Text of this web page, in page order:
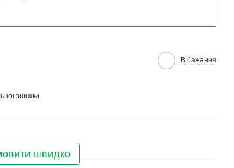
В бажання
знижки
швидко